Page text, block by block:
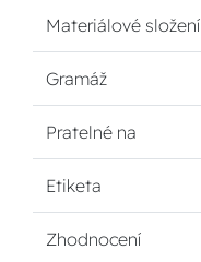
Materiálové složení
Gramáž
Pratelné na
Etiketa
Zhodnocení